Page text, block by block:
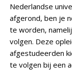
Nederlandse
afgerond, ben je
te worden,
volgen. Deze
afgestudeerden
te volgen bij een